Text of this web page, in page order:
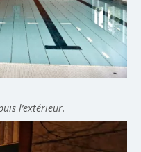
l’extérieur.